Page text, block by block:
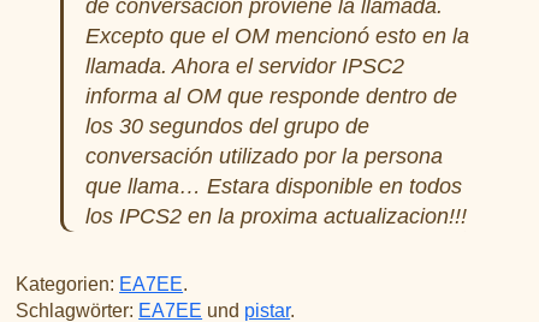
de conversación proviene la llamada.
Excepto que el OM mencionó esto en la
llamada. Ahora el servidor IPSC2
informa al OM que responde dentro de
los 30 segundos del grupo de
conversación utilizado por la persona
que llama… Estara disponible en todos
los IPCS2 en la proxima actualizacion!!!
Kategorien: EA7EE.
Schlagwörter: EA7EE und pistar.